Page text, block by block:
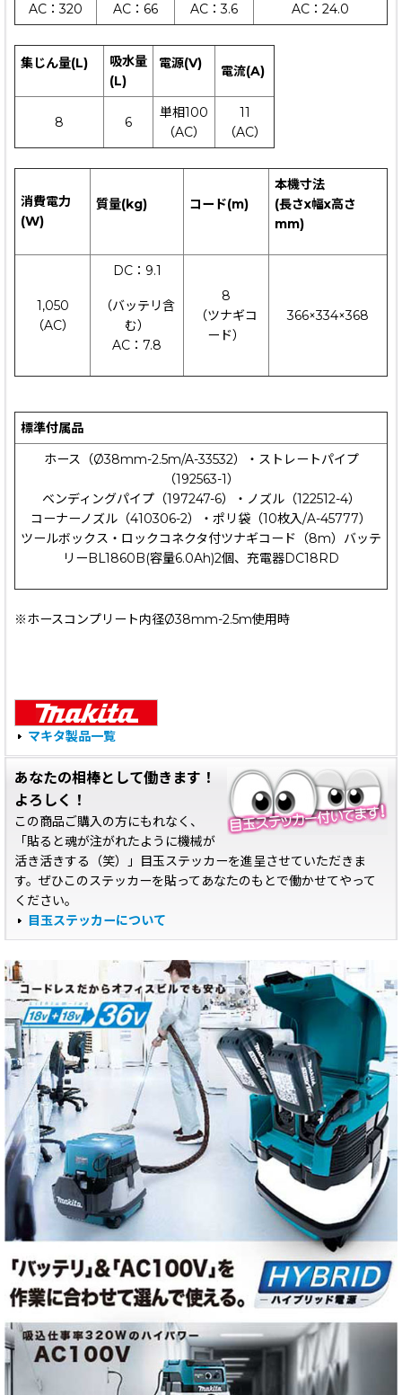
AC：320
AC：66
AC：3.6
AC：24.0
集じん量(L)
吸水量
(L)
電源(V) 電流(A)
8 6
単相100
（AC）
11
（AC）
消費電力
(W)
質量(kg) コード(m)
本機寸法
(長さx幅x高さ
mm)
1,050
（AC）
DC：9.1
（バッテリ含
む）
AC：7.8
8
（ツナギコ
ード）
366×334×368
標準付属品
ホース（Ø38mm-2.5m/A-33532）・ストレートパイプ
（192563-1）
ベンディングパイプ（197247-6）・ノズル（122512-4）
コーナーノズル（410306-2）・ポリ袋（10枚入/A-45777）
ツールボックス・ロックコネクタ付ツナギコード（8m）バッテ
リーBL1860B(容量6.0Ah)2個、充電器DC18RD
※ホースコンプリート内径Ø38mm-2.5m使用時
マキタ製品一覧
あなたの相棒として働きます！
よろしく！
この商品ご購入の方にもれなく、
「貼ると魂が注がれたように機械が
活き活きする（笑）」目玉ステッカーを進呈させていただきま
す。ぜひこのステッカーを貼ってあなたのもとで働かせてやって
ください。
目玉ステッカーについて